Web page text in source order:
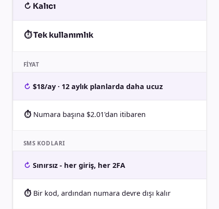
↻ Kalıcı
⏱ Tek kullanımlık
FIYAT
$18/ay · 12 aylık planlarda daha ucuz
Numara başına $2.01'dan itibaren
SMS KODLARI
Sınırsız - her giriş, her 2FA
Bir kod, ardından numara devre dışı kalır